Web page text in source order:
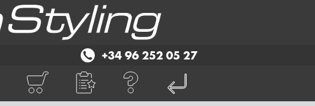
+34 96 252 05 27